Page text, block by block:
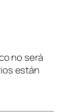
no será
están